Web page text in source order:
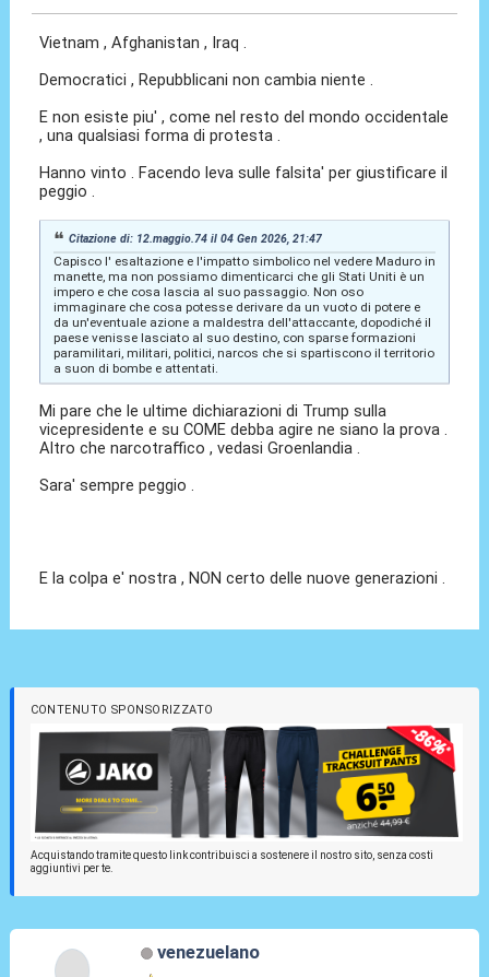
Vietnam , Afghanistan , Iraq .
Democratici , Repubblicani non cambia niente .
E non esiste piu' , come nel resto del mondo occidentale
, una qualsiasi forma di protesta .
Hanno vinto . Facendo leva sulle falsita' per giustificare il
peggio .
Citazione di: 12.maggio.74 il 04 Gen 2026, 21:47
Capisco l' esaltazione e l'impatto simbolico nel vedere Maduro in
manette, ma non possiamo dimenticarci che gli Stati Uniti è un
impero e che cosa lascia al suo passaggio. Non oso
immaginare che cosa potesse derivare da un vuoto di potere e
da un'eventuale azione a maldestra dell'attaccante, dopodiché il
paese venisse lasciato al suo destino, con sparse formazioni
paramilitari, militari, politici, narcos che si spartiscono il territorio
a suon di bombe e attentati.
Mi pare che le ultime dichiarazioni di Trump sulla
vicepresidente e su COME debba agire ne siano la prova .
Altro che narcotraffico , vedasi Groenlandia .
Sara' sempre peggio .
E la colpa e' nostra , NON certo delle nuove generazioni .
CONTENUTO SPONSORIZZATO
Acquistando tramite questo link contribuisci a sostenere il nostro sito, senza costi
aggiuntivi per te.
venezuelano